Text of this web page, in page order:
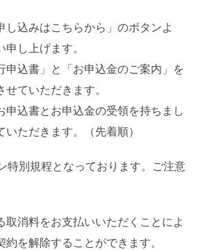
し込みはこちらから」のボタンよ
申し上げます。
申込書」と「お申込金のご案内」を
せていただきます。
申込書とお申込金の受領を持ちまし
ただきます。（先着順）
特別規程となっております。ご注意
取消料をお支払いいただくことによ
約を解除することができます。